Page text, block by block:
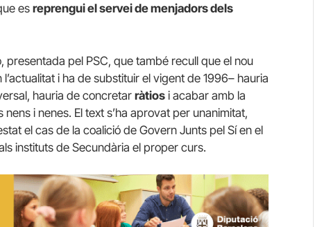
es reprengui el servei de menjadors dels
presentada pel PSC, que també recull que el nou
l’actualitat i ha de substituir el vigent de 1996– hauria
hauria de concretar ràtios i acabar amb la
i nenes. El text s’ha aprovat per unanimitat,
el cas de la coalició de Govern Junts pel Sí en el
instituts de Secundària el proper curs.